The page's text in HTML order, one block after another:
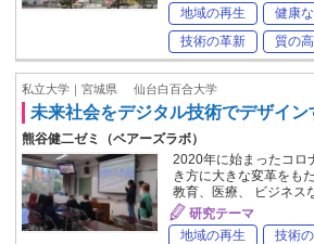
地域の再生
健康
技術の革新
質の
私立大学｜宮城県 仙台白百合大学
未来社会をデジタル技術でデザイン
熊谷健二ゼミ（ベアーズラボ）
2020年に始まったコロ
き方に大きな変革をも
教育、医療、 ビジネ
研究テーマ
地域の再生
技術